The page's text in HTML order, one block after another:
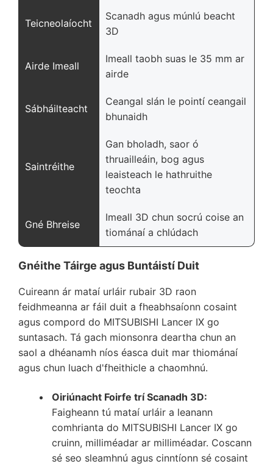
Teicneolaíocht
Scanadh agus múnlú beacht
3D
Airde Imeall
Imeall taobh suas le 35 mm ar
airde
Sábháilteacht
Ceangal slán le pointí ceangail
bhunaidh
Saintréithe
Gan bholadh, saor ó
thruailleáin, bog agus
leaisteach le hathruithe
teochta
Gné Bhreise
Imeall 3D chun socrú coise an
tiománaí a chlúdach
Gnéithe Táirge agus Buntáistí Duit
Cuireann ár mataí urláir rubair 3D raon
feidhmeanna ar fáil duit a fheabhsaíonn cosaint
agus compord do MITSUBISHI Lancer IX go
suntasach. Tá gach mionsonra deartha chun an
saol a dhéanamh níos éasca duit mar thiománaí
agus chun luach d'fheithicle a chaomhnú.
Oiriúnacht Foirfe trí Scanadh 3D:
Faigheann tú mataí urláir a leanann
comhrianta do MITSUBISHI Lancer IX go
cruinn, milliméadar ar milliméadar. Coscann
sé seo sleamhnú agus cinntíonn sé cosaint